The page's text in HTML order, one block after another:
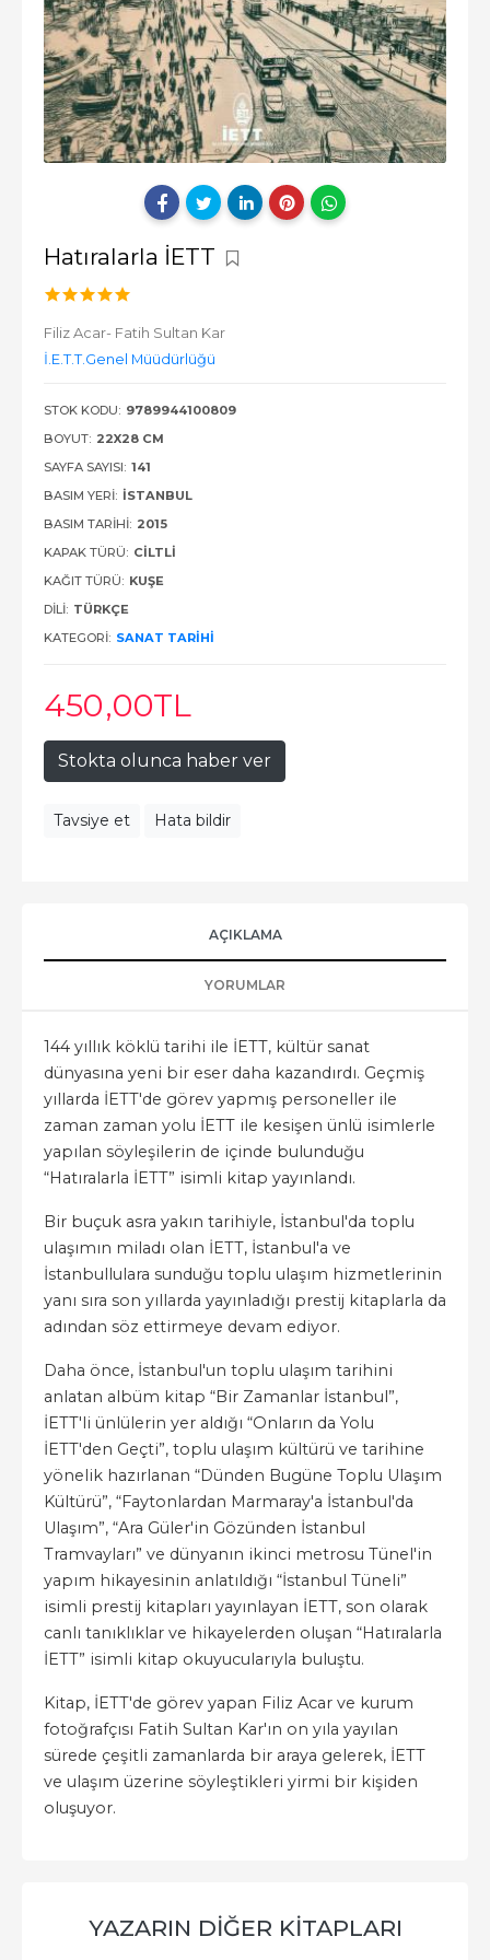
Hatıralarla İETT
Filiz Acar- Fatih Sultan Kar
İ.E.T.T.Genel Müüdürlüğü
STOK KODU: 9789944100809
BOYUT: 22X28 CM
SAYFA SAYISI: 141
BASIM YERI: İSTANBUL
BASIM TARIHI: 2015
KAPAK TÜRÜ: CILTLI
KAĞIT TÜRÜ: KUŞE
DILI: TÜRKÇE
KATEGORI: SANAT TARİHİ
450,00TL
Stokta olunca haber ver
Tavsiye et Hata bildir
AÇIKLAMA
YORUMLAR
144 yıllık köklü tarihi ile İETT, kültür sanat
dünyasına yeni bir eser daha kazandırdı. Geçmiş
yıllarda İETT'de görev yapmış personeller ile
zaman zaman yolu İETT ile kesişen ünlü isimlerle
yapılan söyleşilerin de içinde bulunduğu
“Hatıralarla İETT” isimli kitap yayınlandı.
Bir buçuk asra yakın tarihiyle, İstanbul'da toplu
ulaşımın miladı olan İETT, İstanbul'a ve
İstanbullulara sunduğu toplu ulaşım hizmetlerinin
yanı sıra son yıllarda yayınladığı prestij kitaplarla da
adından söz ettirmeye devam ediyor.
Daha önce, İstanbul'un toplu ulaşım tarihini
anlatan albüm kitap “Bir Zamanlar İstanbul”,
İETT'li ünlülerin yer aldığı “Onların da Yolu
İETT'den Geçti”, toplu ulaşım kültürü ve tarihine
yönelik hazırlanan “Dünden Bugüne Toplu Ulaşım
Kültürü”, “Faytonlardan Marmaray'a İstanbul'da
Ulaşım”, “Ara Güler'in Gözünden İstanbul
Tramvayları” ve dünyanın ikinci metrosu Tünel'in
yapım hikayesinin anlatıldığı “İstanbul Tüneli”
isimli prestij kitapları yayınlayan İETT, son olarak
canlı tanıklıklar ve hikayelerden oluşan “Hatıralarla
İETT” isimli kitap okuyucularıyla buluştu.
Kitap, İETT'de görev yapan Filiz Acar ve kurum
fotoğrafçısı Fatih Sultan Kar'ın on yıla yayılan
sürede çeşitli zamanlarda bir araya gelerek, İETT
ve ulaşım üzerine söyleştikleri yirmi bir kişiden
oluşuyor.
YAZARIN DIĞER KITAPLARI